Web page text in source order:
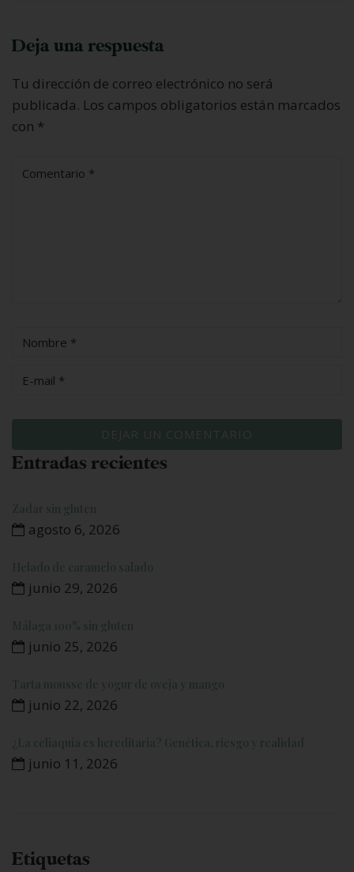
Deja una respuesta
Tu dirección de correo electrónico no será
publicada. Los campos obligatorios están marcados
con *
Entradas recientes
Zadar sin gluten
agosto 6, 2026
Helado de caramelo salado
junio 29, 2026
Málaga 100% sin gluten
junio 25, 2026
Tarta mousse de yogur de oveja y mango
junio 22, 2026
¿La celiaquía es hereditaria? Genética, riesgo y realidad
junio 11, 2026
Etiquetas